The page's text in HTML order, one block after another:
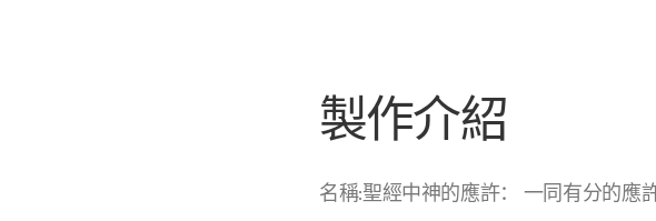
製作介紹
名稱:聖經中神的應許： 一同有分的應